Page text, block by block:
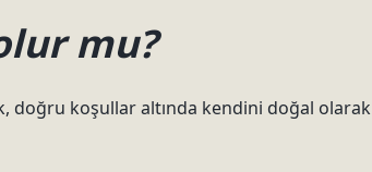
mu?
doğru koşullar altında kendini doğal olarak